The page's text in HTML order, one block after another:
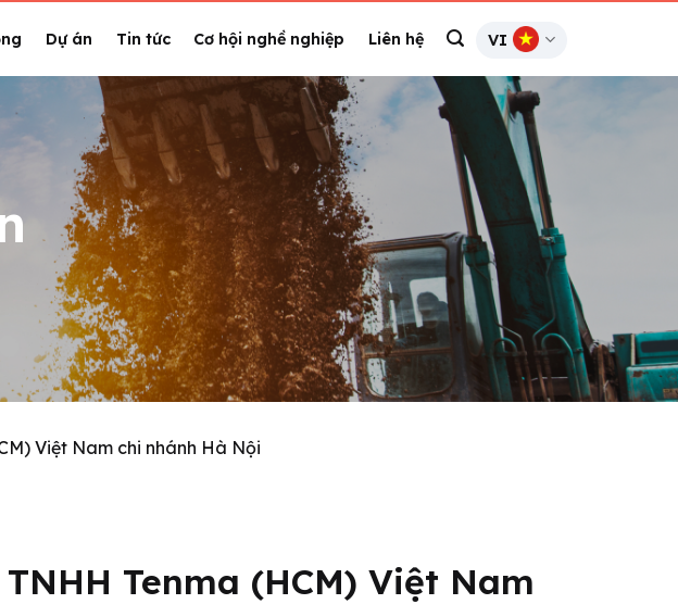
Dự án Tin tức Cơ hội nghề nghiệp Liên hệ VI
Việt Nam chi nhánh Hà Nội
Tenma (HCM) Việt Nam